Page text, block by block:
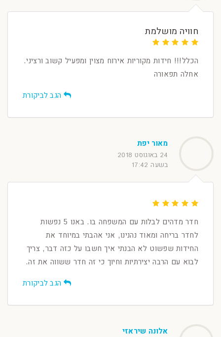
חוויה מושלמת
הכלל!!! חידות מקוריות אירוח מצוין ומפעיל קשוב ורציני.
אחלה תפאורה
הגב לביקורת
מאור יפת
24 באוגוסט 2018
בשעה 17:42
חדר מדהים לבלות עם המשפחה בו. באנו 5 נפשות
לחדר בריחה ומאוד נהנינו, אני אהבתי במיוחד את
החידות שפשוט לא הבנתי איך חשבו על כזה דבר, צריך
לבוא עם הרבה יצירתיות וחיוך כי זה חדר ששווה את זה.
הגב לביקורת
אלונה שיראזי